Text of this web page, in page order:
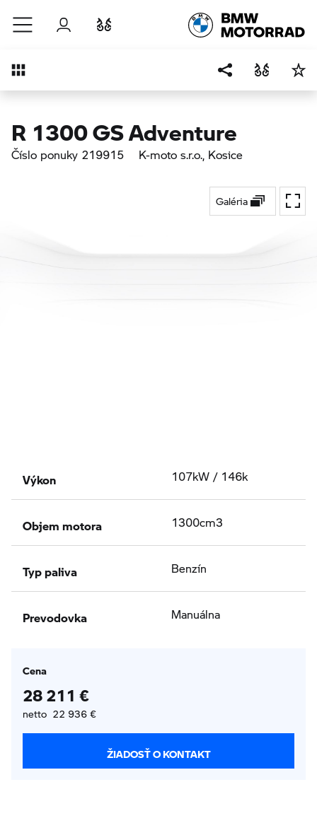
Prejsť na hlavný obsah
Prihlásenie
Prehľad
R 1300 GS Adventure
Číslo ponuky 219915 K-moto s.r.o., Kosice
Galéria
Na
Výkon 107kW / 146k
Objem motora 1300cm3
Typ paliva Benzín
Prevodovka Manuálna
Cena
28 211 €
netto 22 936 €
ŽIADOSŤ O KONTAKT